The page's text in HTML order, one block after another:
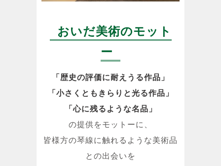
おいだ美術のモット
ー
「歴史の評価に耐えうる作品」
「小さくともきらりと光る作品」
「心に残るような名品」
の提供をモットーに、
皆様方の琴線に触れるような美術品
との出会いを